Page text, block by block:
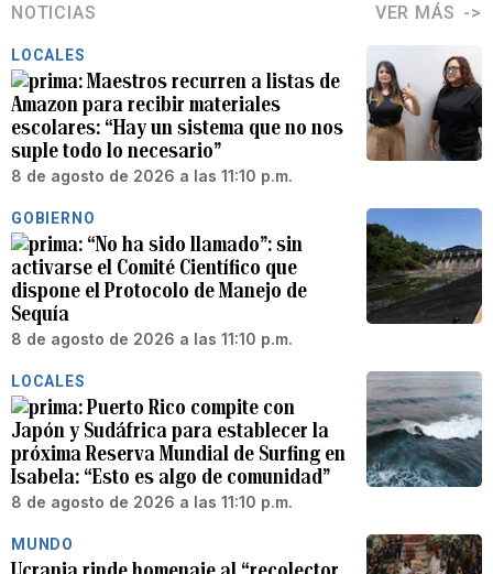
NOTICIAS VER MÁS
LOCALES
Maestros recurren a listas de
Amazon para recibir materiales
escolares: “Hay un sistema que no nos
suple todo lo necesario”
8 de agosto de 2026 a las 11:10 p.m.
GOBIERNO
“No ha sido llamado”: sin
activarse el Comité Científico que
dispone el Protocolo de Manejo de
Sequía
8 de agosto de 2026 a las 11:10 p.m.
LOCALES
Puerto Rico compite con
Japón y Sudáfrica para establecer la
próxima Reserva Mundial de Surfing en
Isabela: “Esto es algo de comunidad”
8 de agosto de 2026 a las 11:10 p.m.
MUNDO